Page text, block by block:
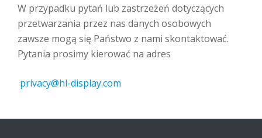
W przypadku pytań lub zastrzeżeń dotyczących
przetwarzania przez nas danych osobowych
zawsze mogą się Państwo z nami skontaktować.
Pytania prosimy kierować na adres
privacy@hl-display.com